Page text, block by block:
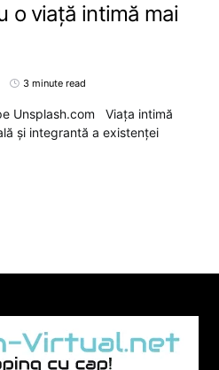
o viață intimă mai
3 minute read
Unsplash.com Viața intimă
și integrantă a existenței